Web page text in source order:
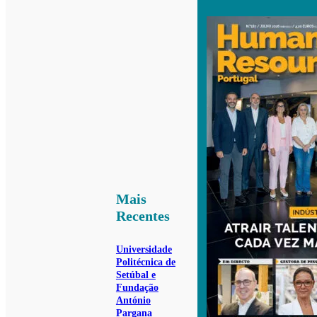
Mais
Recentes
Universidade
Politécnica de
Setúbal e
Fundação
António
Pargana